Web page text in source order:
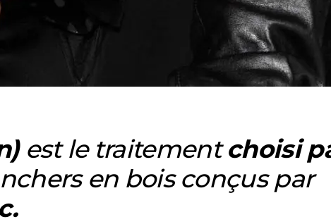
est le traitementchoisi
en bois conçus par